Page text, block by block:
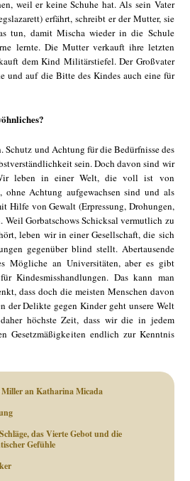
weil er keine Schuhe hat. Als sein Vater
erfährt, schreibt er der Mutter, sie
tun, damit Mischa wieder in die Schule
lernte. Die Mutter verkauft ihre letzten
dem Kind Militärstiefel. Der Großvater
und auf die Bitte des Kindes auch eine für
Schutz und Achtung für die Bedürfnisse des
sein. Doch davon sind wir
leben in einer Welt, die voll ist von
ohne Achtung aufgewachsen sind und als
Hilfe von Gewalt (Erpressung, Drohungen,
Weil Gorbatschows Schicksal vermutlich zu
leben wir in einer Gesellschaft, die sich
gegenüber blind stellt. Abertausende
Mögliche an Universitäten, aber es gibt
Kindesmisshandlungen. Das kann man
dass doch die meisten Menschen davon
der Delikte gegen Kinder geht unsere Welt
höchste Zeit, dass wir die in jedem
Gesetzmäßigkeiten endlich zur Kenntnis
an Katharina Micada
das Vierte Gebot und die
Gefühle